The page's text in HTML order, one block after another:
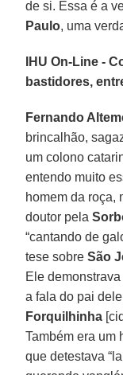
de si. Essa é a
Paulo, uma
IHU On-Line -
bastidores,
Fernando
brincalhão,
um colono
entendo muito
homem da roça,
doutor pela
“cantando de
tese sobreSão
Ele
a fala do pai
Forquilhinha
Também era um
que detestava